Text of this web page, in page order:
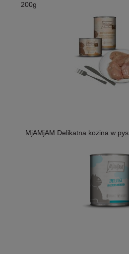
200g
MjAMjAM Delikatna kozina w